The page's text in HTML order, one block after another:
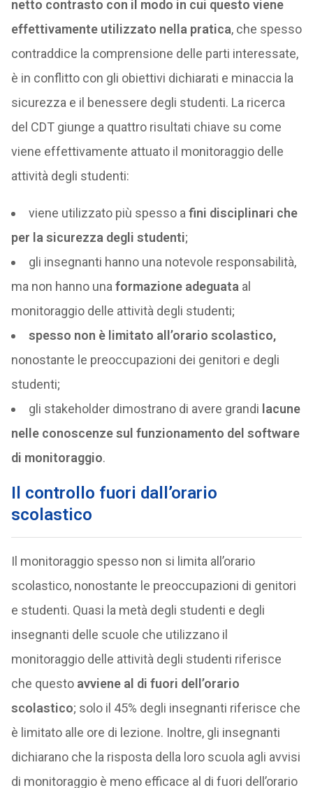
netto contrasto con il modo in cui questo viene
effettivamente utilizzato nella pratica, che spesso
contraddice la comprensione delle parti interessate,
è in conflitto con gli obiettivi dichiarati e minaccia la
sicurezza e il benessere degli studenti. La ricerca
del CDT giunge a quattro risultati chiave su come
viene effettivamente attuato il monitoraggio delle
attività degli studenti:
viene utilizzato più spesso a fini disciplinari che
per la sicurezza degli studenti;
gli insegnanti hanno una notevole responsabilità,
ma non hanno una formazione adeguata al
monitoraggio delle attività degli studenti;
spesso non è limitato all’orario scolastico,
nonostante le preoccupazioni dei genitori e degli
studenti;
gli stakeholder dimostrano di avere grandi lacune
nelle conoscenze sul funzionamento del software
di monitoraggio.
Il controllo fuori dall’orario
scolastico
Il monitoraggio spesso non si limita all’orario
scolastico, nonostante le preoccupazioni di genitori
e studenti. Quasi la metà degli studenti e degli
insegnanti delle scuole che utilizzano il
monitoraggio delle attività degli studenti riferisce
che questo avviene al di fuori dell’orario
scolastico; solo il 45% degli insegnanti riferisce che
è limitato alle ore di lezione. Inoltre, gli insegnanti
dichiarano che la risposta della loro scuola agli avvisi
di monitoraggio è meno efficace al di fuori dell’orario